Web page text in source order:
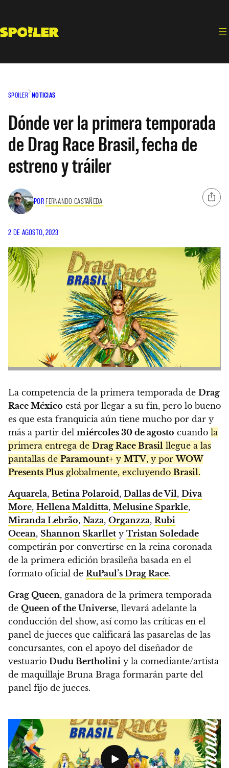
contenido
SPOILER NOTICIAS
Dónde ver la primera temporada
de Drag Race Brasil, fecha de
estreno y tráiler
POR FERNANDO CASTAÑEDA
2 DE AGOSTO, 2023
La competencia de la primera temporada de Drag
Race México está por llegar a su fin, pero lo bueno
es que esta franquicia aún tiene mucho por dar y
más a partir del miércoles 30 de agosto cuando la
primera entrega de Drag Race Brasil llegue a las
pantallas de Paramount+ y MTV, y porWOW
Presents Plus globalmente, excluyendo Brasil.
Aquarela, Betina Polaroid, Dallas de Vil, Diva
More, Hellena Malditta, Melusine Sparkle,
Miranda Lebrão, Naza, Organzza, Rubi
Ocean, Shannon Skarllet y Tristan Soledade
competirán por convertirse en la reina coronada
de la primera edición brasileña basada en el
formato oficial de RuPaul’s Drag Race.
Grag Queen, ganadora de la primera temporada
de Queen of the Universe, llevará adelante la
conducción del show, así como las críticas en el
panel de jueces que calificará las pasarelas de las
concursantes, con el apoyo del diseñador de
vestuario Dudu Bertholini y la comediante/artista
de maquillaje Bruna Braga formarán parte del
panel fijo de jueces.